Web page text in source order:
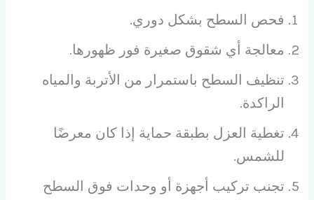
فحص السطح بشكل دوري.
معالجة أي شقوق صغيرة فور ظهورها.
تنظيف السطح باستمرار من الأتربة والمياه
الراكدة.
تغطية العزل بطبقة حماية إذا كان معرضًا
للشمس.
تجنب تركيب أجهزة أو وحدات فوق السطح